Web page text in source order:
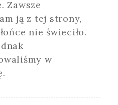
Zawsze
ją z tej strony,
nie świeciło.
w